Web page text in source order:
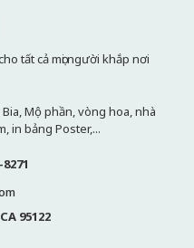
tất cả mọi người khắp nơi
Mộ phần, vòng hoa, nhà
in bảng Poster,...
95122